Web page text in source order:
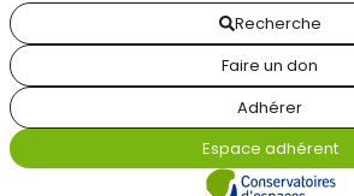
Recherche
Faire un don
Adhérer
Espace adhérent